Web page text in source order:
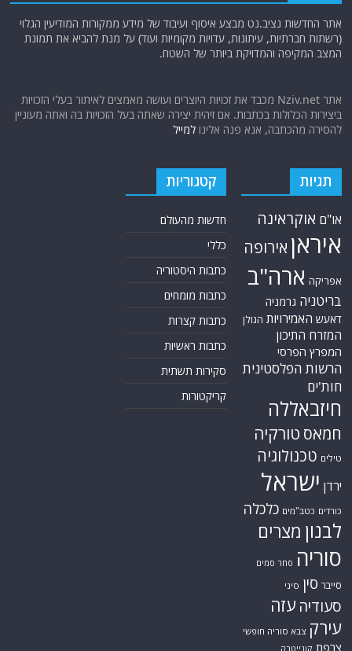
אתר החדשות נציב.נט מבצע איסוף ועיבוד של מידע ממקורות המודיעין הגלוי
(רשתות חברתיות, עיתונות, עדויות מקומיות ועוד) על מנת להביא את תמונת
המצב המקיפה והמדויקת ביותר של השטח.
אתר Nziv.net מכבד את זכויות היוצרים ועושה מאמצים לאיתור בעלי הזכויות
ביצירות הכלולות בכתבות. אם זיהית יצירה שאתה בעל הזכויות בה ואתה מעוניין
להסירה מהכתבה, אנא פנה אלינולמייל
תגיות
או"ם אוקראינה
איראן אירופה
אפריקה ארה"ב
בריטניה גרמניה
דאעש האמירויות הגולן
המזרח התיכון
המפרץ הפרסי
הרשות הפלסטינית
חות'ים
חיזבאללה
חמאס טורקיה
טילים טכנולוגיה
ירדן ישראל
כורדים כטב"מים כלכלה
לבנון מצרים
סוריה סחר סמים
סייבר סין סיני
סעודיה עזה
עירק צבא סוריה חופשי
צרפת קונייטרה
קטגוריות
חדשות מהעולם
כללי
כתבות היסטוריה
כתבות מומחים
כתבות קצרות
כתבות ראשיות
סקירות תשתית
קריקטורות